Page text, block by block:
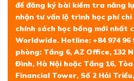
để đăng ký bài kiểm tra năng
nhận tư vấn lộ trình học phí
chính sách học bổng mới nhất
Worldwide. Hotline: +84 974 96
phòng: Tầng 6, AZ Office, 132
Đình, Hà Nội hoặc Tầng 16,
Financial Tower, Số 2 Hải